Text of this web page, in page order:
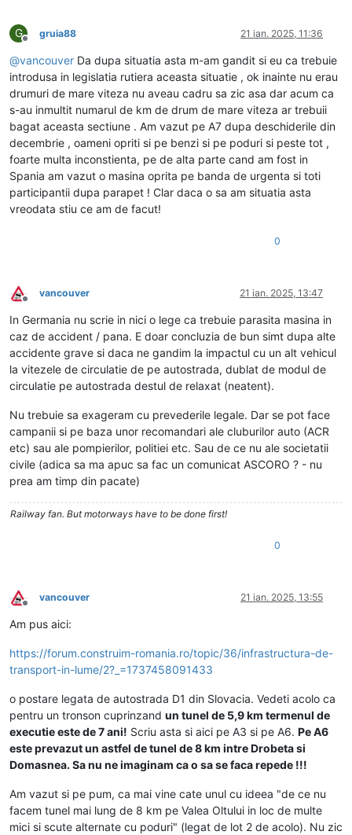
G
Deconectat
gruia88 21 ian. 2025, 11:36
@vancouver Da dupa situatia asta m-am gandit si eu ca trebuie
introdusa in legislatia rutiera aceasta situatie , ok inainte nu erau
drumuri de mare viteza nu aveau cadru sa zic asa dar acum ca
s-au inmultit numarul de km de drum de mare viteza ar trebuii
bagat aceasta sectiune . Am vazut pe A7 dupa deschiderile din
decembrie , oameni opriti si pe benzi si pe poduri si peste tot ,
foarte multa inconstienta, pe de alta parte cand am fost in
Spania am vazut o masina oprita pe banda de urgenta si toti
participantii dupa parapet ! Clar daca o sa am situatia asta
vreodata stiu ce am de facut!
0
Deconectat
vancouver 21 ian. 2025, 13:47
In Germania nu scrie in nici o lege ca trebuie parasita masina in
caz de accident / pana. E doar concluzia de bun simt dupa alte
accidente grave si daca ne gandim la impactul cu un alt vehicul
la vitezele de circulatie de pe autostrada, dublat de modul de
circulatie pe autostrada destul de relaxat (neatent).
Nu trebuie sa exageram cu prevederile legale. Dar se pot face
campanii si pe baza unor recomandari ale cluburilor auto (ACR
etc) sau ale pompierilor, politiei etc. Sau de ce nu ale societatii
civile (adica sa ma apuc sa fac un comunicat ASCORO ? - nu
prea am timp din pacate)
Railway fan. But motorways have to be done first!
0
Deconectat
vancouver 21 ian. 2025, 13:55
Am pus aici:
https://forum.construim-romania.ro/topic/36/infrastructura-de-
transport-in-lume/2?_=1737458091433
o postare legata de autostrada D1 din Slovacia. Vedeti acolo ca
pentru un tronson cuprinzand un tunel de 5,9 km termenul de
executie este de 7 ani! Scriu asta si aici pe A3 si pe A6. Pe A6
este prevazut un astfel de tunel de 8 km intre Drobeta si
Domasnea. Sa nu ne imaginam ca o sa se faca repede !!!
Am vazut si pe pum, ca mai vine cate unul cu ideea "de ce nu
facem tunel mai lung de 8 km pe Valea Oltului in loc de multe
mici si scute alternate cu poduri" (legat de lot 2 de acolo). Nu zic